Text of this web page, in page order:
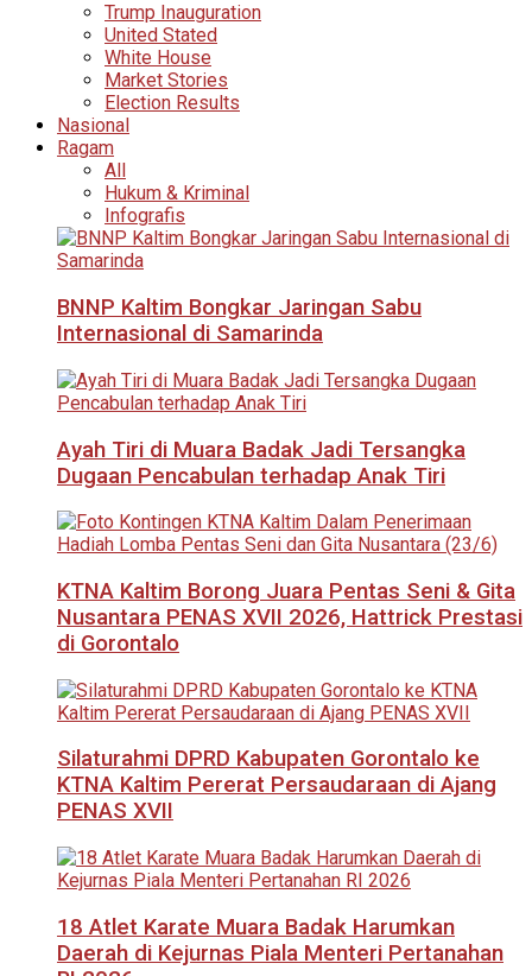
Trump Inauguration
United Stated
White House
Market Stories
Election Results
Nasional
Ragam
All
Hukum & Kriminal
Infografis
BNNP Kaltim Bongkar Jaringan Sabu
Internasional di Samarinda
Ayah Tiri di Muara Badak Jadi Tersangka
Dugaan Pencabulan terhadap Anak Tiri
KTNA Kaltim Borong Juara Pentas Seni & Gita
Nusantara PENAS XVII 2026, Hattrick Prestasi
di Gorontalo
Silaturahmi DPRD Kabupaten Gorontalo ke
KTNA Kaltim Pererat Persaudaraan di Ajang
PENAS XVII
18 Atlet Karate Muara Badak Harumkan
Daerah di Kejurnas Piala Menteri Pertanahan